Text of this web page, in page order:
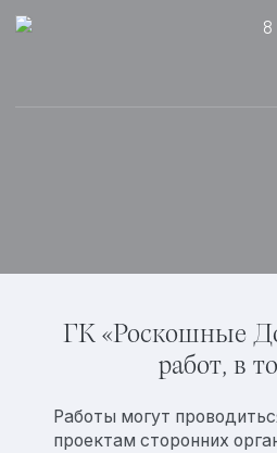
ГК «Роскошные
работ, в
Работы могут
проектам сторонних